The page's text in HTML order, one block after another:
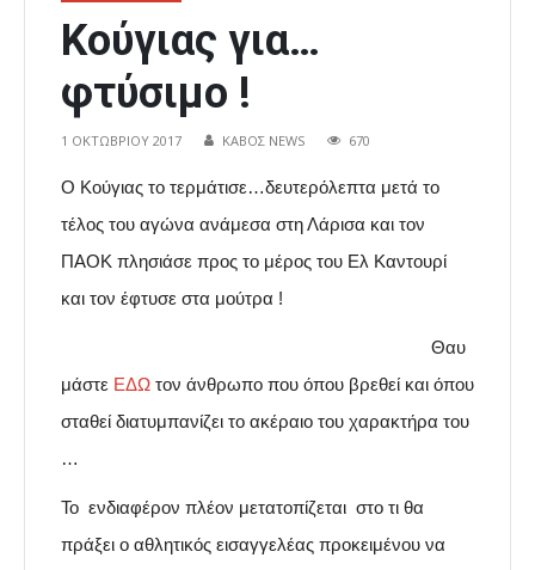
Κούγιας για…
φτύσιμο !
1 ΟΚΤΩΒΡΊΟΥ 2017 ΚΑΒΟΣ NEWS 670
Ο Κούγιας το τερμάτισε…δευτερόλεπτα μετά το
τέλος του αγώνα ανάμεσα στη Λάρισα και τον
ΠΑΟΚ πλησιάσε προς το μέρος του Ελ Καντουρί
και τον έφτυσε στα μούτρα !
Θαυ
μάστε ΕΔΩ τον άνθρωπο που όπου βρεθεί και όπου
σταθεί διατυμπανίζει το ακέραιο του χαρακτήρα του
…
Το ενδιαφέρον πλέον μετατοπίζεται στο τι θα
πράξει ο αθλητικός εισαγγελέας προκειμένου να